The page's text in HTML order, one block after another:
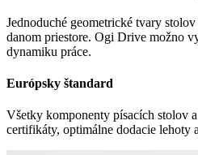
Jednoduché geometrické tvary
danom priestore. Ogi Drive možno
dynamiku práce.
Európsky štandard
Všetky komponenty písacích stolov
certifikáty, optimálne dodacie lehoty